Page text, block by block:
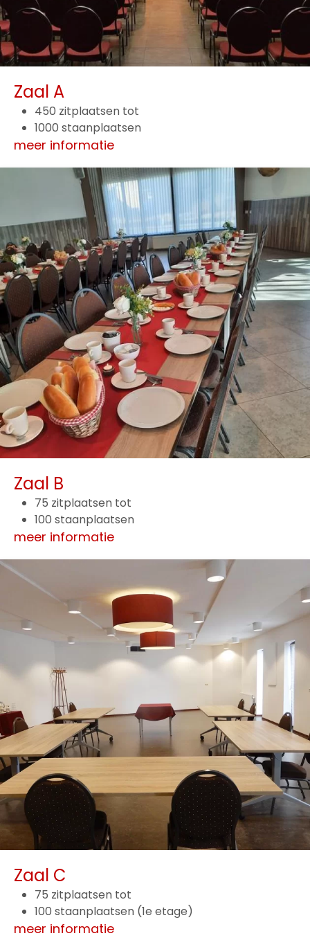
Zaal A
450 zitplaatsen tot
1000 staanplaatsen
meer informatie
Zaal B
75 zitplaatsen tot
100 staanplaatsen
meer informatie
Zaal C
75 zitplaatsen tot
100 staanplaatsen (1e etage)
meer informatie